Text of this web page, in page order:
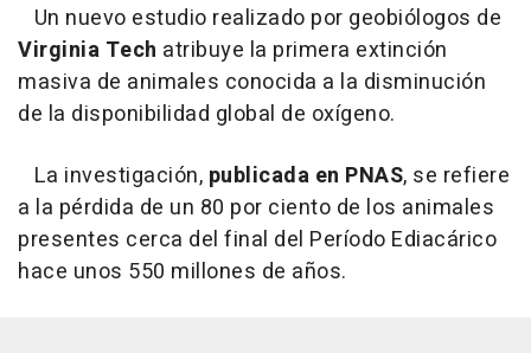
Un nuevo estudio realizado por geobiólogos de
Virginia Tech atribuye la primera extinción
masiva de animales conocida a la disminución
de la disponibilidad global de oxígeno.
La investigación, publicada en PNAS, se refiere
a la pérdida de un 80 por ciento de los animales
presentes cerca del final del Período Ediacárico
hace unos 550 millones de años.